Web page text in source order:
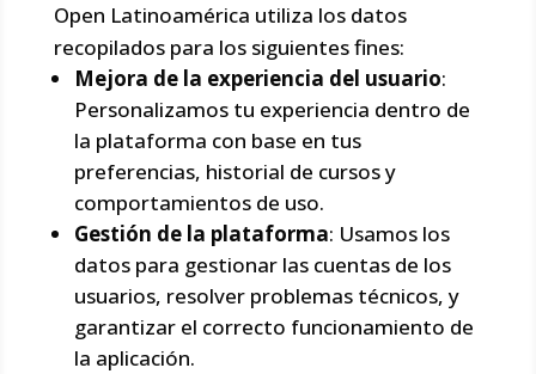
Open Latinoamérica utiliza los datos
recopilados para los siguientes fines:
Mejora de la experiencia del usuario:
Personalizamos tu experiencia dentro de
la plataforma con base en tus
preferencias, historial de cursos y
comportamientos de uso.
Gestión de la plataforma: Usamos los
datos para gestionar las cuentas de los
usuarios, resolver problemas técnicos, y
garantizar el correcto funcionamiento de
la aplicación.